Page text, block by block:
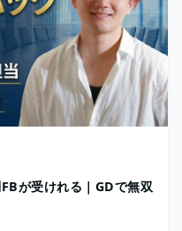
が受けれる｜GDで無双